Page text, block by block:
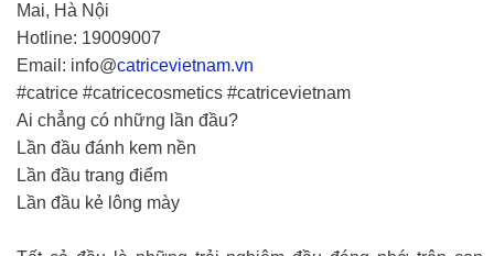
Mai, Hà Nội
Hotline: 19009007
Email: info@catricevietnam.vn
#catrice #catricecosmetics #catricevietnam
Ai chẳng có những lần đầu?
Lần đầu đánh kem nền
Lần đầu trang điểm
Lần đầu kẻ lông mày